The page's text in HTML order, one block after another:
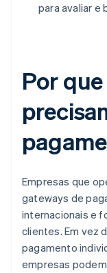
para avaliar e
Por
Empresas que
gateways de
internacionais e
clientes. Em vez
pagamento
empresas